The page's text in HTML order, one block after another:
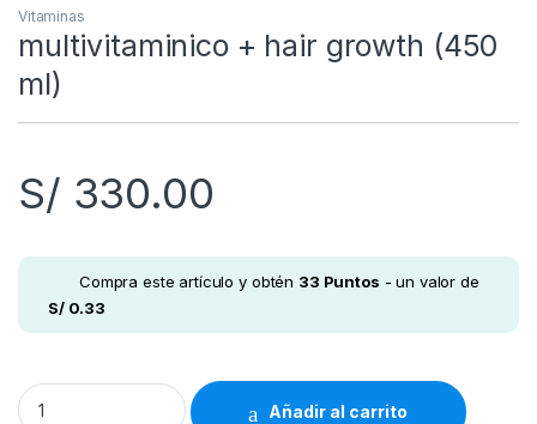
Vitaminasㅤ
multivitaminico + hair growth (450
ml)
S/ 330.00
Compra este artículo y obtén 33 Puntos - un valor de
S/0.33
multivitaminico + hair growth (450 ml) quantity
Añadir al carrito